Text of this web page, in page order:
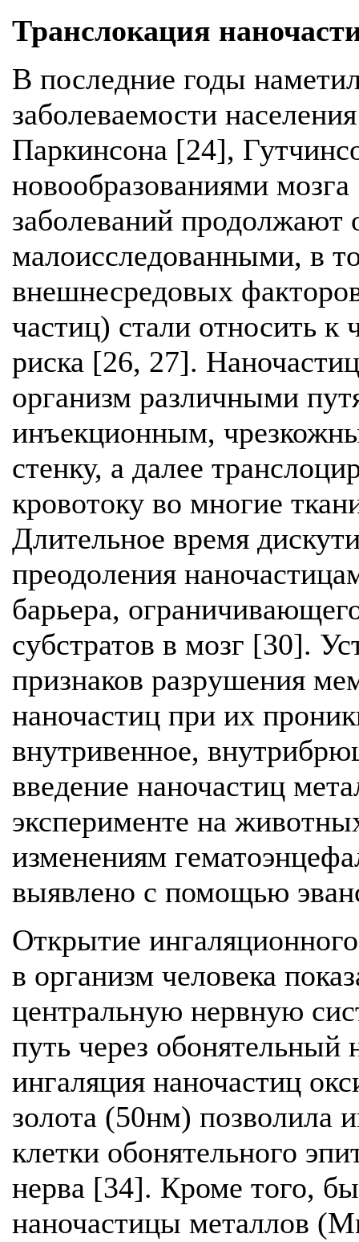
Транслокация
В последние годы
заболеваемости
Паркинсона [24],
новообразованиями
заболеваний продолжают
малоисследованными, в
внешнесредовых
частиц) стали относить
риска [26, 27].
организм различными
инъекционным,
стенку, а далее
кровотоку во многие
Длительное время
преодоления
барьера,
субстратов в мозг [30].
признаков разрушения
наночастиц при их
внутривенное,
введение наночастиц
эксперименте на
изменениям
выявлено с помощью
Открытие
в организм человека
центральную нервную
путь через обонятельный
ингаляция наночастиц
золота (50нм) позволила
клетки обонятельного
нерва [34]. Кроме того,
наночастицы металлов